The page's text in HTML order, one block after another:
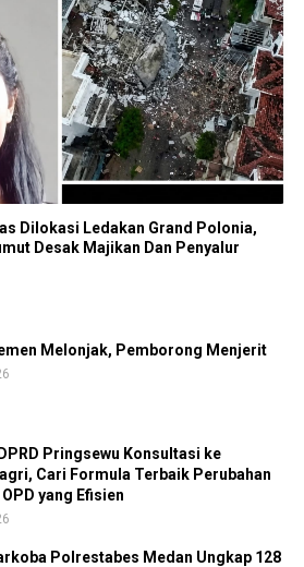
Dilokasi Ledakan Grand Polonia,
Desak Majikan Dan Penyalur
Melonjak, Pemborong Menjerit
Pringsewu Konsultasi ke
Cari Formula Terbaik Perubahan
yang Efisien
Polrestabes Medan Ungkap 128